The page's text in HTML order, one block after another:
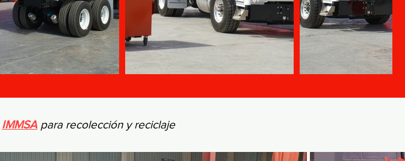
IMMSA para recolección y reciclaje